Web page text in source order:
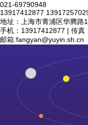
021-69790948
13917412877
地址：上海市青浦区华腾路
手机：13917412877 | 传真
邮箱:fangyan@yuyin.sh.cn